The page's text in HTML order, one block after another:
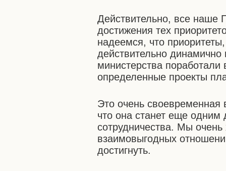
Действительно, все наше
достижения тех
надеемся, что
действительно
министерства
определенные проекты
Это очень
что она станет еще
сотрудничества. Мы
взаимовыгодных
достигнуть.